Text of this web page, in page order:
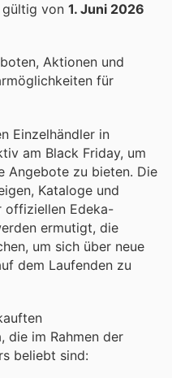
von 1. Juni 2026
Aktionen und
für
Einzelhändler in
am Black Friday, um
Angebote zu bieten. Die
Kataloge und
offiziellen Edeka-
ermutigt, die
um sich über neue
dem Laufenden zu
die im Rahmen der
beliebt sind: